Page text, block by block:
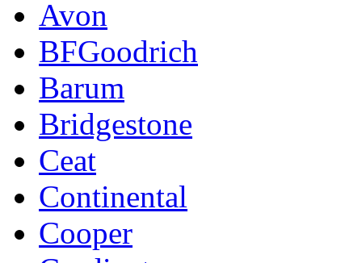
Avon
BFGoodrich
Barum
Bridgestone
Ceat
Continental
Cooper